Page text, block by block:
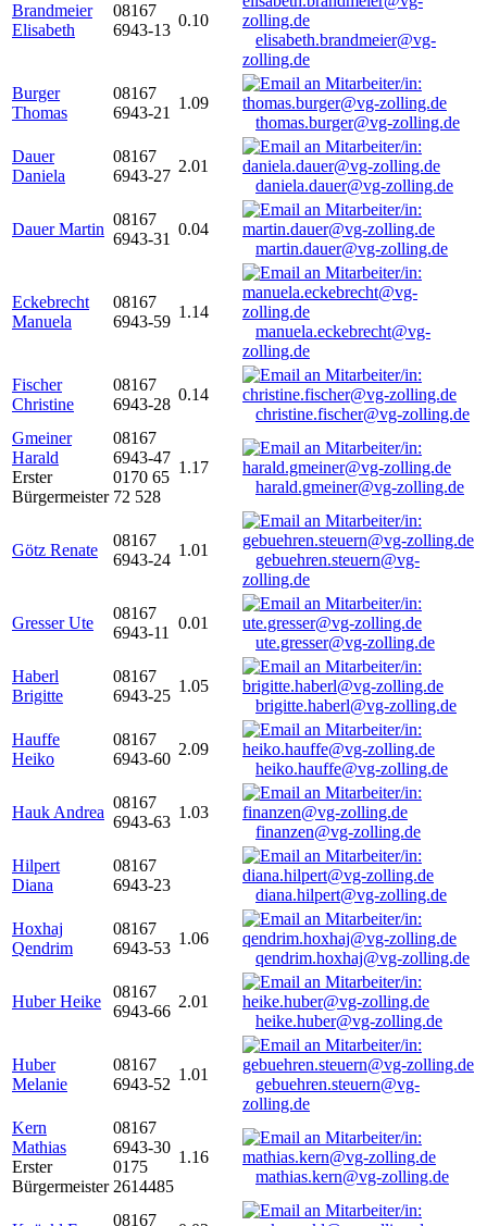
Brandmeier
Elisabeth
08167
6943-13
0.10
elisabeth.brandmeier@vg-
zolling.de
Burger
Thomas
08167
6943-21
1.09
thomas.burger@vg-zolling.de
Dauer
Daniela
08167
6943-27
2.01
daniela.dauer@vg-zolling.de
Dauer Martin
08167
6943-31
0.04
martin.dauer@vg-zolling.de
Eckebrecht
Manuela
08167
6943-59
1.14
manuela.eckebrecht@vg-
zolling.de
Fischer
Christine
08167
6943-28
0.14
christine.fischer@vg-zolling.de
Gmeiner
Harald
Erster
Bürgermeister
08167
6943-47
0170 65
72 528
1.17
harald.gmeiner@vg-zolling.de
Götz Renate
08167
6943-24
1.01
gebuehren.steuern@vg-
zolling.de
Gresser Ute
08167
6943-11
0.01
ute.gresser@vg-zolling.de
Haberl
Brigitte
08167
6943-25
1.05
brigitte.haberl@vg-zolling.de
Hauffe
Heiko
08167
6943-60
2.09
heiko.hauffe@vg-zolling.de
Hauk Andrea
08167
6943-63
1.03
finanzen@vg-zolling.de
Hilpert
Diana
08167
6943-23
diana.hilpert@vg-zolling.de
Hoxhaj
Qendrim
08167
6943-53
1.06
qendrim.hoxhaj@vg-zolling.de
Huber Heike
08167
6943-66
2.01
heike.huber@vg-zolling.de
Huber
Melanie
08167
6943-52
1.01
gebuehren.steuern@vg-
zolling.de
Kern
Mathias
Erster
Bürgermeister
08167
6943-30
0175
2614485
1.16
mathias.kern@vg-zolling.de
08167